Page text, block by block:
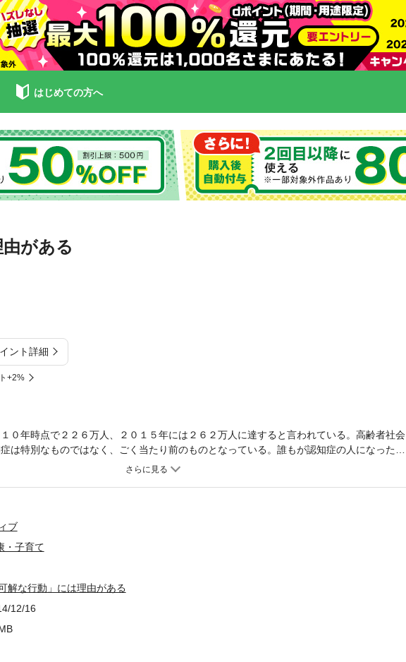
はじめての方へ
がある
ント詳細
+2%
０年時点で２２６万人、２０１５年には２６２万人に達すると言われている。高齢者社会
は特別なものではなく、ごく当たり前のものとなっている。誰もが認知症の人になった
なる可能性があるのだ。「認知症の人は、なぜ、あのような行動をとるのだろうか？」
ブ
・子育て
解な行動」には理由がある
12/16